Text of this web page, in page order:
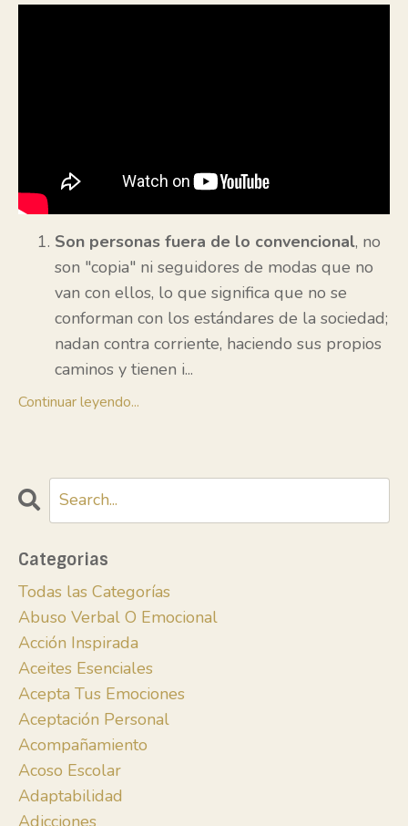
Son personas fuera de lo convencional, no
son "copia" ni seguidores de modas que no
van con ellos, lo que significa que no se
conforman con los estándares de la sociedad;
nadan contra corriente, haciendo sus propios
caminos y tienen i...
Continuar leyendo...
Categorias
Todas las Categorías
Abuso Verbal O Emocional
Acción Inspirada
Aceites Esenciales
Acepta Tus Emociones
Aceptación Personal
Acompañamiento
Acoso Escolar
Adaptabilidad
Adicciones